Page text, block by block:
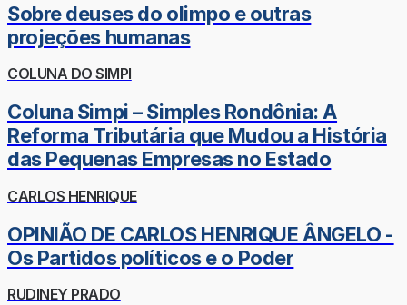
Sobre deuses do olimpo e outras
projeções humanas
COLUNA DO SIMPI
Coluna Simpi – Simples Rondônia: A
Reforma Tributária que Mudou a História
das Pequenas Empresas no Estado
CARLOS HENRIQUE
OPINIÃO DE CARLOS HENRIQUE ÂNGELO -
Os Partidos políticos e o Poder
RUDINEY PRADO